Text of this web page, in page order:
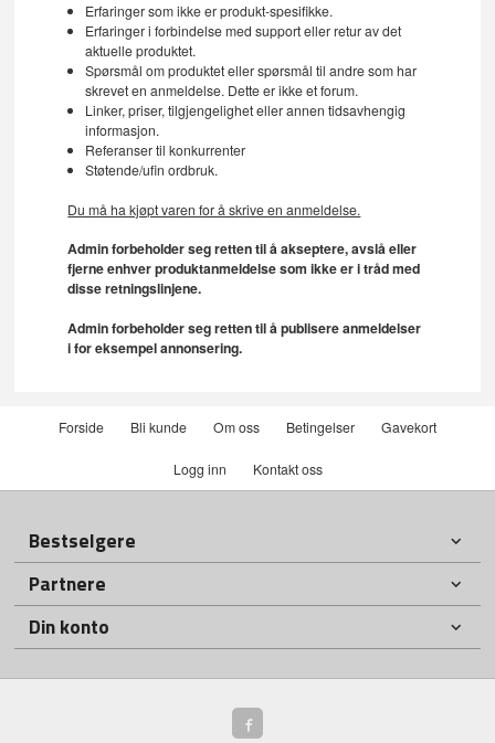
Erfaringer som ikke er produkt-spesifikke.
Erfaringer i forbindelse med support eller retur av det
aktuelle produktet.
Spørsmål om produktet eller spørsmål til andre som har
skrevet en anmeldelse. Dette er ikke et forum.
Linker, priser, tilgjengelighet eller annen tidsavhengig
informasjon.
Referanser til konkurrenter
Støtende/ufin ordbruk.
Du må ha kjøpt varen for å skrive en anmeldelse.
Admin forbeholder seg retten til å akseptere, avslå eller
fjerne enhver produktanmeldelse som ikke er i tråd med
disse retningslinjene.
Admin forbeholder seg retten til å publisere anmeldelser
i for eksempel annonsering.
Forside Bli kunde Om oss Betingelser Gavekort
Logg inn Kontakt oss
Bestselgere
Partnere
Din konto